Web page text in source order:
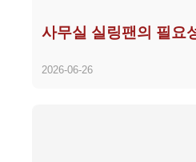
사무실 실링팬의 필요
2026-06-26